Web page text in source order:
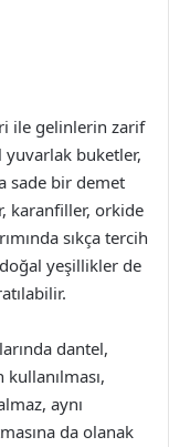
ile gelinlerin zarif
buketler,
sade bir demet
karanfiller, orkide
sıkça tercih
yeşillikler de
dantel,
aynı
da olanak